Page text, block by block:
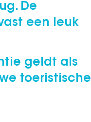
De
een leuk
geldt als
toeristische